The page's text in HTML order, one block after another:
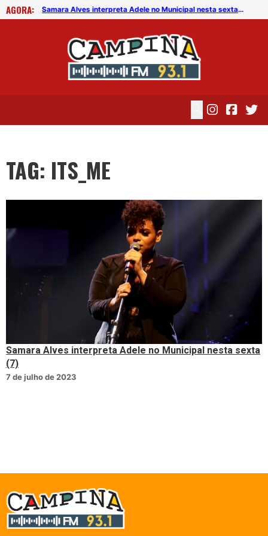
AGORA:
Samara Alves interpreta Adele no Municipal nesta sexta (7) Samara Alves interpreta Adele no Municipal nesta sexta (7)
TAG: ITS_ME
Samara Alves interpreta Adele no Municipal nesta sexta
(7)
7 de julho de 2023